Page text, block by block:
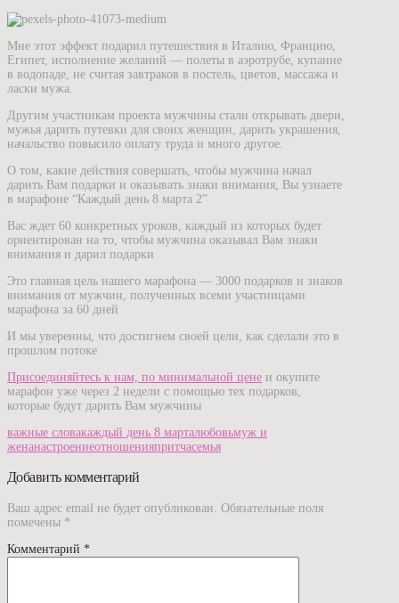
Мне этот эффект подарил путешествия в Италию, Францию,
Египет, исполнение желаний — полеты в аэротрубе, купание
в водопаде, не считая завтраков в постель, цветов, массажа и
ласки мужа.
Другим участникам проекта мужчины стали открывать двери,
мужья дарить путевки для своих женщин, дарить украшения,
начальство повысило оплату труда и много другое.
О том, какие действия совершать, чтобы мужчина начал
дарить Вам подарки и оказывать знаки внимания, Вы узнаете
в марафоне “Каждый день 8 марта 2”
Вас ждет 60 конкретных уроков, каждый из которых будет
ориентирован на то, чтобы мужчина оказывал Вам знаки
внимания и дарил подарки
Это главная цель нашего марафона — 3000 подарков и знаков
внимания от мужчин, полученных всеми участницами
марафона за 60 дней
И мы уверенны, что достигнем своей цели, как сделали это в
прошлом потоке
Присоединяйтесь к нам, по минимальной цене и окупите
марафон уже через 2 недели с помощью тех подарков,
которые будут дарить Вам мужчины
важные словакаждый день 8 марталюбовьмуж и
женанастроениеотношенияпритчасемья
Добавить комментарий
Ваш адрес email не будет опубликован. Обязательные поля
помечены *
Комментарий *